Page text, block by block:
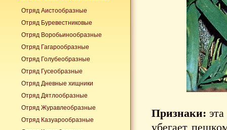
Признаки:
убегает
Отряд Аистообразные
Отряд Буревестниковые
Отряд Воробьинообразные
Отряд Гагарообразные
Отряд Голубеобразные
Отряд Гусеобразные
Отряд Дневные хищники
Отряд Дятлообразные
Отряд Журавлеобразные
Отряд Казуарообразные